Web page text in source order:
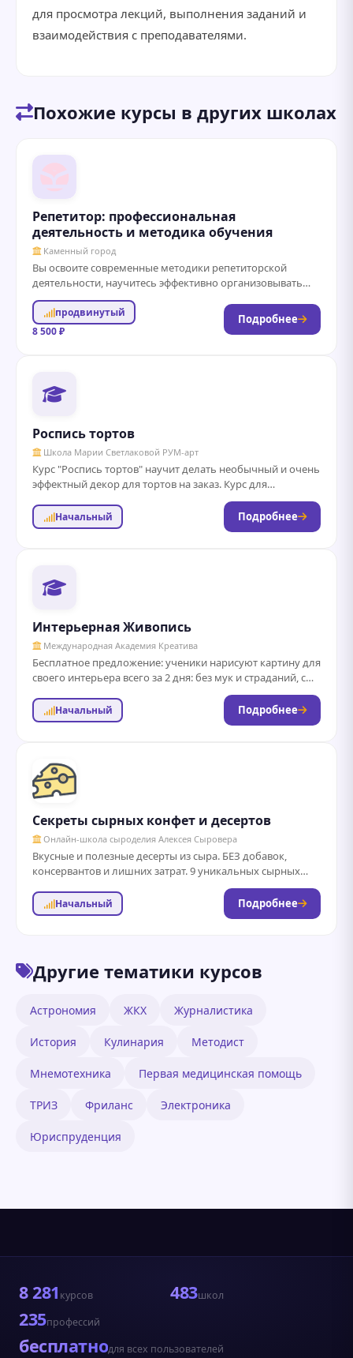
для просмотра лекций, выполнения заданий и
взаимодействия с преподавателями.
Похожие курсы в других школах
Репетитор: профессиональная
деятельность и методика обучения
Каменный город
Вы освоите современные методики репетиторской
деятельности, научитесь эффективно организовывать
индивидуальные и групповые занятия, разрабатывать
программы обучения с учетом потребностей учеников,...
продвинутый
8 500 ₽
Подробнее
Роспись тортов
Школа Марии Светлаковой РУМ-арт
Курс "Роспись тортов" научит делать необычный и очень
эффектный декор для тортов на заказ. Курс для
профессиональных или домашних кондитеров, и...
Начальный Подробнее
Интерьерная Живопись
Международная Академия Креатива
Бесплатное предложение: ученики нарисуют картину для
своего интерьера всего за 2 дня: без мук и страданий, с
Начальный Подробнее
Секреты сырных конфет и десертов
Онлайн-школа сыроделия Алексея Сыровера
Вкусные и полезные десерты из сыра. БЕЗ добавок,
консервантов и лишних затрат. 9 уникальных сырных
Начальный Подробнее
Другие тематики курсов
Астрономия ЖКХ Журналистика
История Кулинария Методист
Мнемотехника Первая медицинская помощь
ТРИЗ Фриланс Электроника
Юриспруденция
8 281 курсов 483школ
235профессий
бесплатнодля всех пользователей